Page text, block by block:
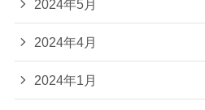
2024年5月
2024年4月
2024年1月